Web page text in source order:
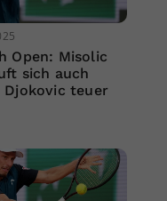
Open: Misolic
sich auch
Djokovic teuer